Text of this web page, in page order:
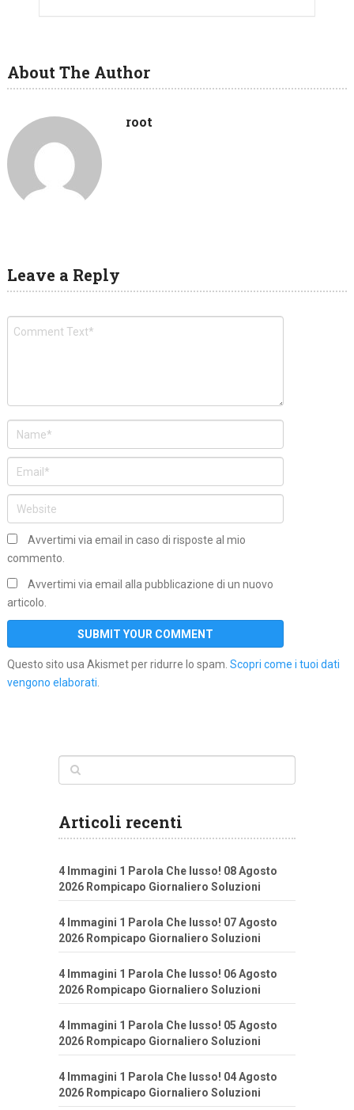
About The Author
root
Leave a Reply
Avvertimi via email in caso di risposte al mio
commento.
Avvertimi via email alla pubblicazione di un nuovo
articolo.
Questo sito usa Akismet per ridurre lo spam. Scopri come i tuoi dati
vengono elaborati.
Articoli recenti
4 Immagini 1 Parola Che lusso! 08 Agosto
2026 Rompicapo Giornaliero Soluzioni
4 Immagini 1 Parola Che lusso! 07 Agosto
2026 Rompicapo Giornaliero Soluzioni
4 Immagini 1 Parola Che lusso! 06 Agosto
2026 Rompicapo Giornaliero Soluzioni
4 Immagini 1 Parola Che lusso! 05 Agosto
2026 Rompicapo Giornaliero Soluzioni
4 Immagini 1 Parola Che lusso! 04 Agosto
2026 Rompicapo Giornaliero Soluzioni